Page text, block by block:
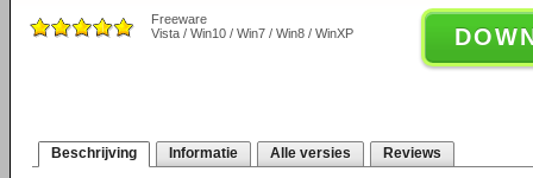
Freeware
Vista / Win10 / Win7 / Win8 / WinXP
Beschrijving Informatie Alle versies Reviews